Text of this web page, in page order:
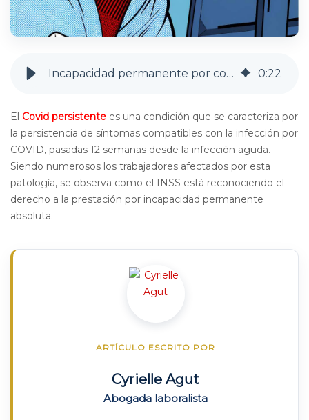
Incapacidad permanente por covid persistente 0:22
El Covid persistente es una condición que se caracteriza por
la persistencia de síntomas compatibles con la infección por
COVID, pasadas 12 semanas desde la infección aguda.
Siendo numerosos los trabajadores afectados por esta
patología, se observa como el INSS está reconociendo el
derecho a la prestación por incapacidad permanente
absoluta.
ARTÍCULO ESCRITO POR
Cyrielle Agut
Abogada laboralista